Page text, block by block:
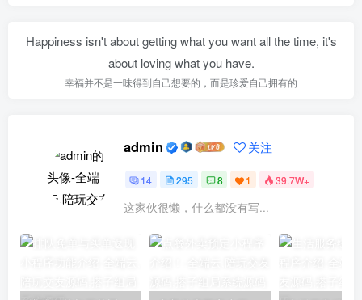
Happiness isn't about getting what you want all the time, it's
about loving what you have.
幸福并不是一味得到自己想要的，而是珍爱自己拥有的
admin 关注
14 295 8 1 39.7W+
这家伙很懒，什么都没有写...